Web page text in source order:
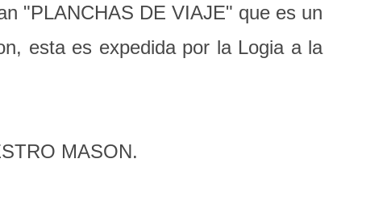
"PLANCHAS DE VIAJE" que es un
esta es expedida por la Logia a la
MASON.